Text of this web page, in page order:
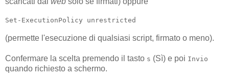
Set-ExecutionPolicy unrestricted
(permette l'esecuzione di qualsiasi script, firmato o meno).
Confermare la scelta premendo il tasto s (Sì) e poi Invio
quando richiesto a schermo.